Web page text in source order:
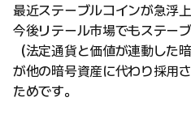
最近ステーブルコインが急浮上
今後リテール市場でもステー
（法定通貨と価値が連動した暗
が他の暗号資産に代わり採用
ためです。